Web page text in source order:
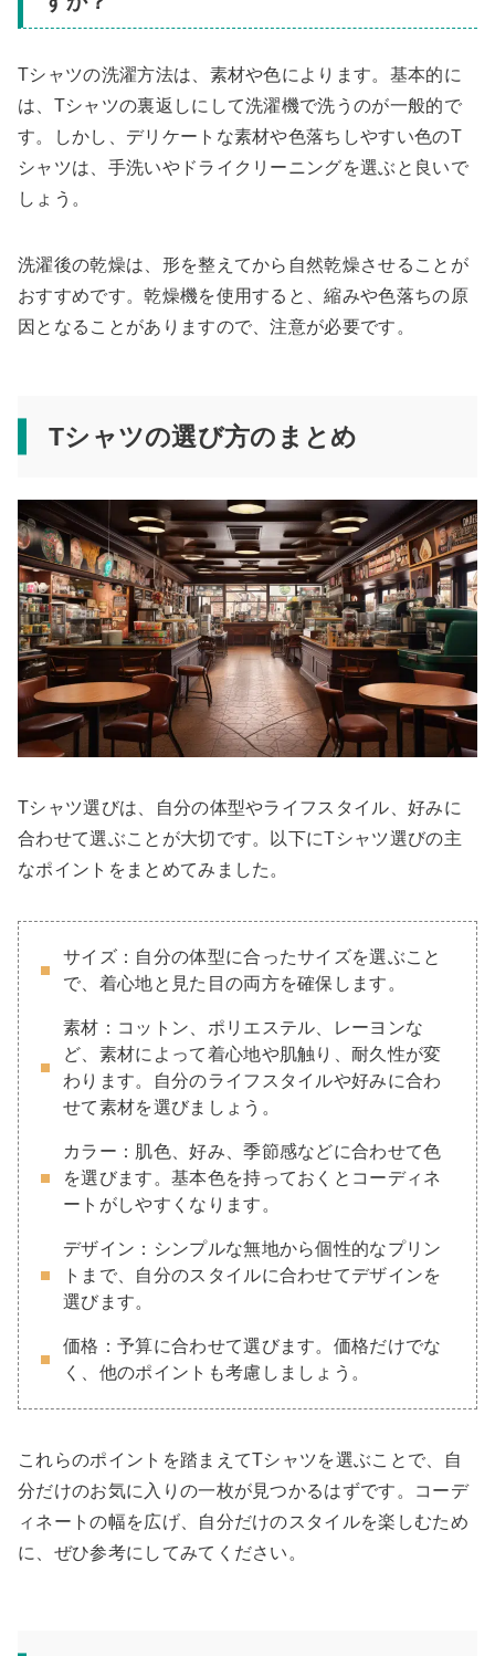
Tシャツの洗濯方法は、素材や色によります。基本的に
は、Tシャツの裏返しにして洗濯機で洗うのが一般的で
す。しかし、デリケートな素材や色落ちしやすい色のT
シャツは、手洗いやドライクリーニングを選ぶと良いで
しょう。
洗濯後の乾燥は、形を整えてから自然乾燥させることが
おすすめです。乾燥機を使用すると、縮みや色落ちの原
因となることがありますので、注意が必要です。
Tシャツの選び方のまとめ
Tシャツ選びは、自分の体型やライフスタイル、好みに
合わせて選ぶことが大切です。以下にTシャツ選びの主
なポイントをまとめてみました。
サイズ：自分の体型に合ったサイズを選ぶこと
で、着心地と見た目の両方を確保します。
素材：コットン、ポリエステル、レーヨンな
ど、素材によって着心地や肌触り、耐久性が変
わります。自分のライフスタイルや好みに合わ
せて素材を選びましょう。
カラー：肌色、好み、季節感などに合わせて色
を選びます。基本色を持っておくとコーディネ
ートがしやすくなります。
デザイン：シンプルな無地から個性的なプリン
トまで、自分のスタイルに合わせてデザインを
選びます。
価格：予算に合わせて選びます。価格だけでな
く、他のポイントも考慮しましょう。
これらのポイントを踏まえてTシャツを選ぶことで、自
分だけのお気に入りの一枚が見つかるはずです。コーデ
ィネートの幅を広げ、自分だけのスタイルを楽しむため
に、ぜひ参考にしてみてください。